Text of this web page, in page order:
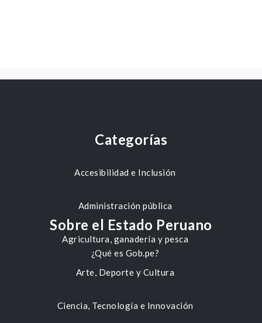
Categorías
Accesibilidad e Inclusión
Administración pública
Agricultura, ganadería y pesca
Arte, Deporte y Cultura
Ciencia, Tecnología e Innovación
Sobre el Estado Peruano
¿Qué es Gob.pe?